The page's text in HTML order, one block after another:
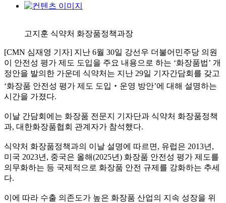
고지훈 식약처 화장품정책과장
[CMN 심재영 기자] 지난 6월 30일 강선우 더불어민주당 의원
이 안전성 평가 제도 도입을 주요 내용으로 하는 ‘화장품법’ 개
정안을 발의한 가운데 식약처는 지난 29일 기자간담회를 갖고
‘화장품 안전성 평가 제도 도입‧운영 방안’에 대해 설명하는
시간을 가졌다.
이날 간담회에는 화장품 전문지 기자단과 식약처 화장품정책
과, 대한화장품협회 관계자가 참석했다.
식약처 화장품정책과의 이날 설명에 따르면, 유럽은 2013년,
미국 2023년, 중국은 올해(2025년) 화장품 안전성 평가 제도를
의무화하는 등 국제적으로 화장품 안전 규제를 강화하는 추세
다.
이에 따라 수출 의존도가 높은 화장품 산업의 지속 성장을 위